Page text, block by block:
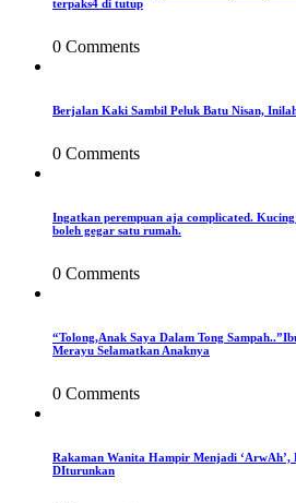
terpaks4 di tutup
0 Comments
Berjalan Kaki Sambil Peluk Batu Nisan,
0 Comments
Ingatkan perempuan aja complicated.
boleh gegar satu rumah.
0 Comments
“Tolong,Anak Saya Dalam Tong
Merayu Selamatkan Anaknya
0 Comments
Rakaman Wanita Hampir Menjadi ‘ArwAh’,
DIturunkan